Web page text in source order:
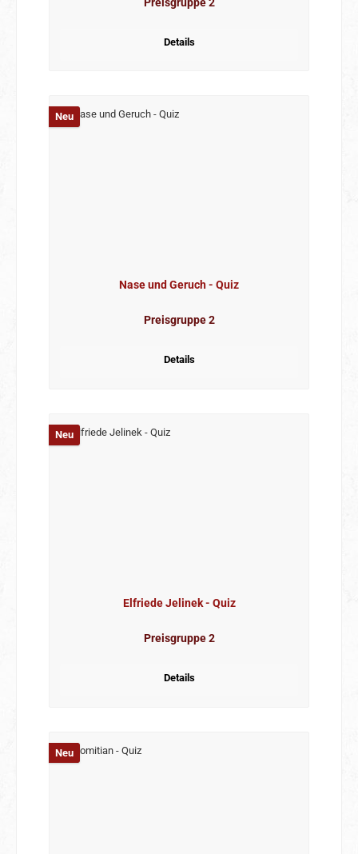
Details
Neu
Nase und Geruch - Quiz
Preisgruppe 2
Details
Neu
Elfriede Jelinek - Quiz
Preisgruppe 2
Details
Neu